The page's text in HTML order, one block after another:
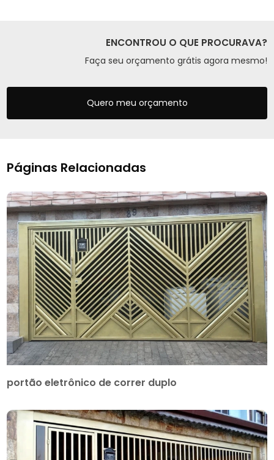
ENCONTROU O QUE PROCURAVA?
Faça seu orçamento grátis agora mesmo!
Quero meu orçamento
Páginas Relacionadas
portão eletrônico de correr duplo